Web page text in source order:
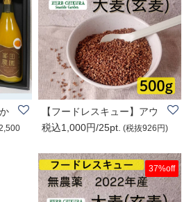
【フードレスキュー】アウ
トレット品 202..
税込1,000円/25pt. (税抜926円)
37%off